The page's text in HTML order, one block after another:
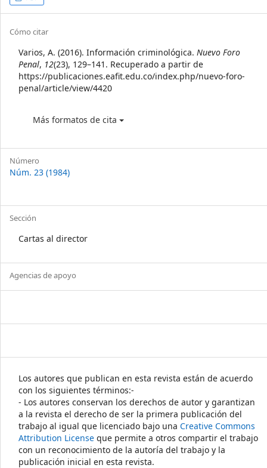
Sidebar
Article
Details
Cómo citar
Varios, A. (2016). Información criminológica. Nuevo Foro
Penal, 12(23), 129–141. Recuperado a partir de
https://publicaciones.eafit.edu.co/index.php/nuevo-foro-
penal/article/view/4420
Más formatos de cita
Número
Núm. 23 (1984)
Sección
Cartas al director
Agencias de apoyo
Los autores que publican en esta revista están de acuerdo
con los siguientes términos:-
- Los autores conservan los derechos de autor y garantizan
a la revista el derecho de ser la primera publicación del
trabajo al igual que licenciado bajo una Creative Commons
Attribution License que permite a otros compartir el trabajo
con un reconocimiento de la autoría del trabajo y la
publicación inicial en esta revista.